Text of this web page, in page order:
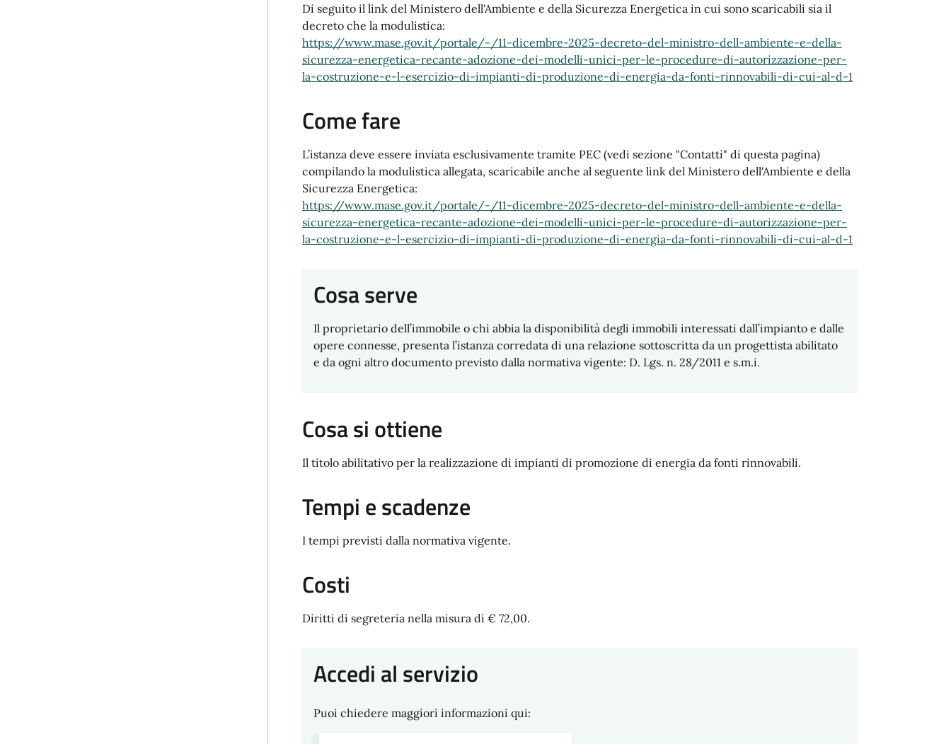
Di seguito il link del Ministero dell'Ambiente e della Sicurezza Energetica in cui sono scaricabili sia il
decreto che la modulistica:
https://www.mase.gov.it/portale/-/11-dicembre-2025-decreto-del-ministro-dell-ambiente-e-della-
sicurezza-energetica-recante-adozione-dei-modelli-unici-per-le-procedure-di-autorizzazione-per-
la-costruzione-e-l-esercizio-di-impianti-di-produzione-di-energia-da-fonti-rinnovabili-di-cui-al-d-1
Come fare
L’istanza deve essere inviata esclusivamente tramite PEC (vedi sezione "Contatti" di questa pagina)
compilando la modulistica allegata, scaricabile anche al seguente link del Ministero dell'Ambiente e della
Sicurezza Energetica:
https://www.mase.gov.it/portale/-/11-dicembre-2025-decreto-del-ministro-dell-ambiente-e-della-
sicurezza-energetica-recante-adozione-dei-modelli-unici-per-le-procedure-di-autorizzazione-per-
la-costruzione-e-l-esercizio-di-impianti-di-produzione-di-energia-da-fonti-rinnovabili-di-cui-al-d-1
Cosa serve
Il proprietario dell’immobile o chi abbia la disponibilità degli immobili interessati dall’impianto e dalle
opere connesse, presenta l’istanza corredata di una relazione sottoscritta da un progettista abilitato
e da ogni altro documento previsto dalla normativa vigente: D. Lgs. n. 28/2011 e s.m.i.
Cosa si ottiene
Il titolo abilitativo per la realizzazione di impianti di promozione di energia da fonti rinnovabili.
Tempi e scadenze
I tempi previsti dalla normativa vigente.
Costi
Diritti di segreteria nella misura di € 72,00.
Accedi al servizio
Puoi chiedere maggiori informazioni qui: